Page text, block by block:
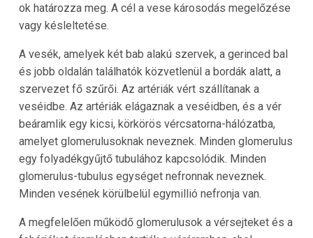
ok határozza meg. A cél a vese károsodás megelőzése
vagy késleltetése.
A vesék, amelyek két bab alakú szervek, a gerinced bal
és jobb oldalán találhatók közvetlenül a bordák alatt, a
szervezet fő szűrői. Az artériák vért szállítanak a
veséidbe. Az artériák elágaznak a veséidben, és a vér
beáramlik egy kicsi, körkörös vércsatorna-hálózatba,
amelyet glomerulusoknak neveznek. Minden glomerulus
egy folyadékgyűjtő tubulához kapcsolódik. Minden
glomerulus-tubulus egységet nefronnak neveznek.
Minden vesének körülbelül egymillió nefronja van.
A megfelelően működő glomerulusok a vérsejteket és a